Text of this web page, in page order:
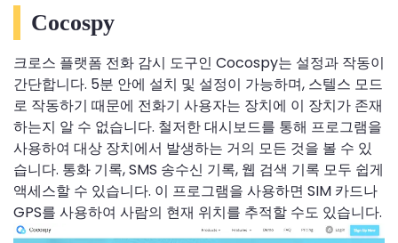
Cocospy
크로스 플랫폼 전화 감시 도구인 Cocospy는 설정과 작동이
간단합니다. 5분 안에 설치 및 설정이 가능하며, 스텔스 모드
로 작동하기 때문에 전화기 사용자는 장치에 이 장치가 존재
하는지 알 수 없습니다. 철저한 대시보드를 통해 프로그램을
사용하여 대상 장치에서 발생하는 거의 모든 것을 볼 수 있
습니다. 통화 기록, SMS 송수신 기록, 웹 검색 기록 모두 쉽게
액세스할 수 있습니다. 이 프로그램을 사용하면 SIM 카드나
GPS를 사용하여 사람의 현재 위치를 추적할 수도 있습니다.